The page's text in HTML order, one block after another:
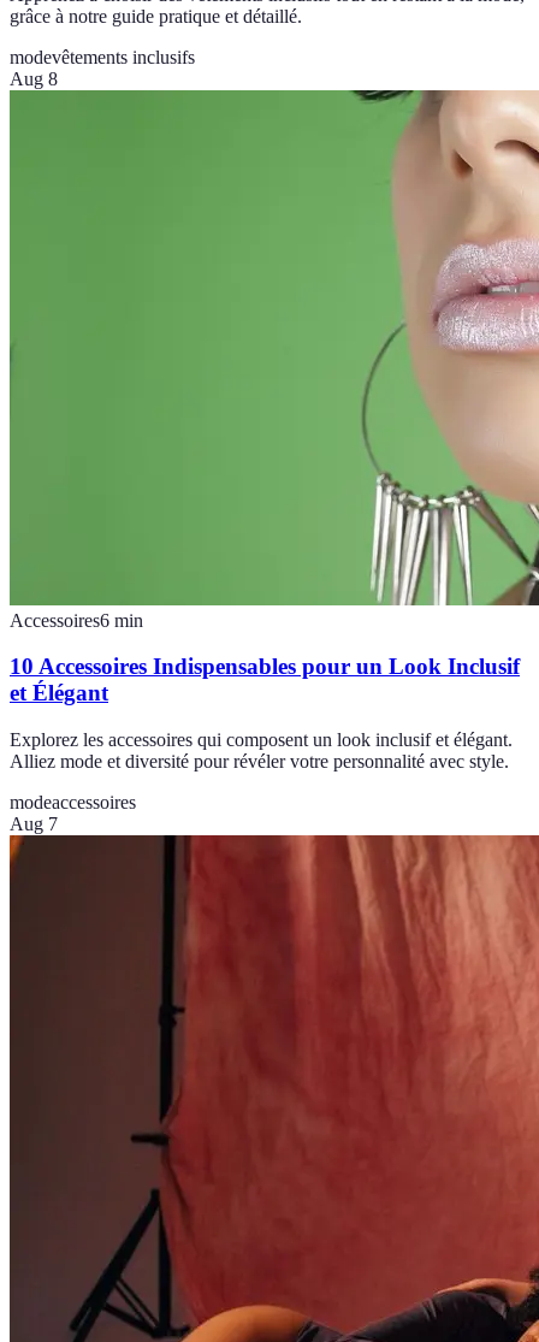
grâce à notre guide pratique et détaillé.
modevêtements inclusifs
Aug 8
Accessoires6 min
10 Accessoires Indispensables pour un Look Inclusif
et Élégant
Explorez les accessoires qui composent un look inclusif et élégant.
Alliez mode et diversité pour révéler votre personnalité avec style.
modeaccessoires
Aug 7